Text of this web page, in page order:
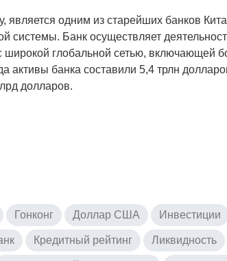
является одним из старейших банков
системы. Банк осуществляет
широкой глобальной сетью, включающей
активы банка составили 5,4 трлн
долларов.
Гонконг Доллар США Инвестиции
Кредитный рейтинг Ликвидность